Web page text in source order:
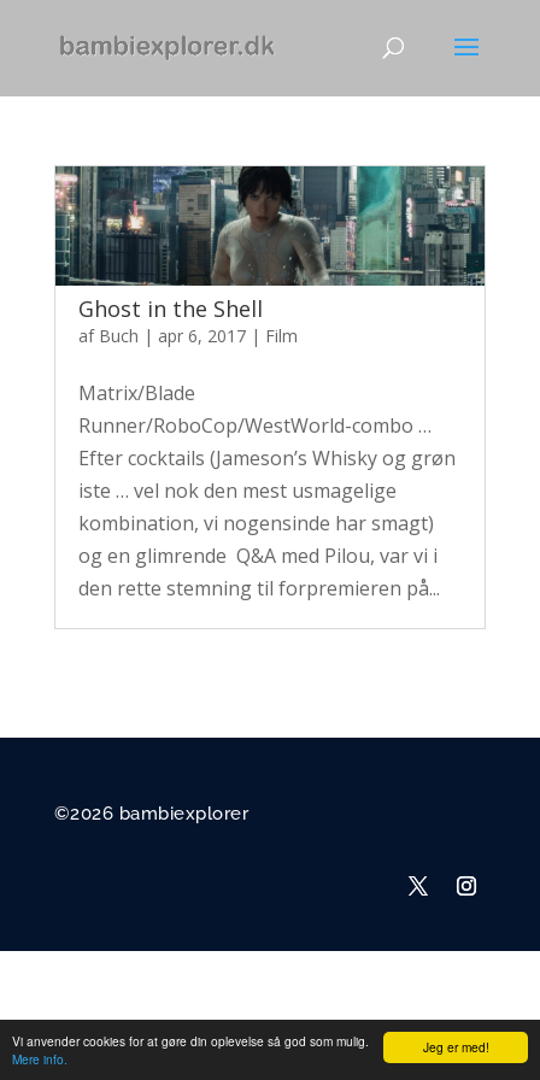
Jeg er med!
Vi anvender cookies for at gøre din oplevelse så god som mulig.
Mere info.
Ghost in the Shell
af Buch | apr 6, 2017| Film
Matrix/Blade
Runner/RoboCop/WestWorld-combo …
Efter cocktails (Jameson’s Whisky og grøn
iste … vel nok den mest usmagelige
kombination, vi nogensinde har smagt)
og en glimrende Q&A med Pilou, var vi i
den rette stemning til forpremieren på...
©2026 bambiexplorer